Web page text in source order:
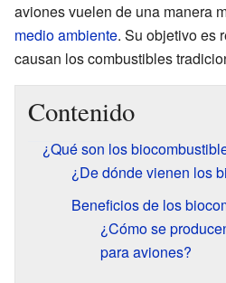
aviones vuelen de una manera
medio ambiente. Su objetivo es
causan los combustibles
Contenido
¿Qué son los
¿De dónde vienen los
Beneficios de los
¿Cómo se
para aviones?